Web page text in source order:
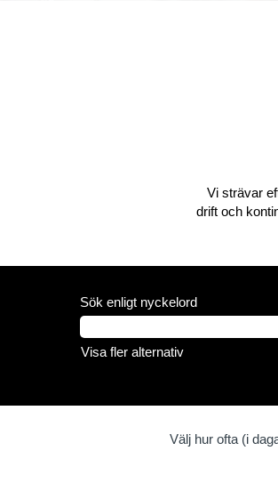
Vi strävar
drift och
Sök enligt nyckelord
Visa fler alternativ
Välj hur ofta (i